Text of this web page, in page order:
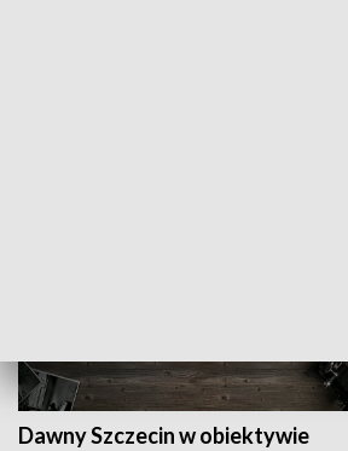
Dawny Szczecin w obiektywie